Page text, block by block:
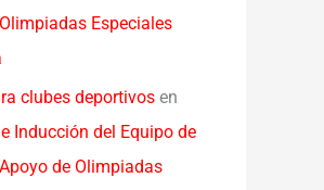
Especiales
clubes deportivos en
Inducción del Equipo de
de Olimpiadas